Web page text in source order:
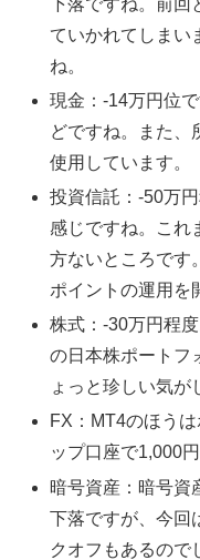
ていかれてしまい
ね。
現金：-14万円位
どですね。また、
使用しています。
投資信託：-50万
感じですね。これ
方ないところです
ポイントの運用を
株式：-30万円程
の日本株ポートフ
ょっと珍しい気が
FX：MT4のほう
ップ口座で1,000
暗号資産：暗号資
下落ですが、今回
クオフもあるので